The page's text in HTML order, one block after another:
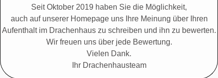
Seit Oktober 2019 haben Sie die Möglichkeit,
auch auf unserer Homepage uns Ihre Meinung über Ihren
Aufenthalt im Drachenhaus zu schreiben und ihn zu bewerten.
Wir freuen uns über jede Bewertung.
Vielen Dank.
Ihr Drachenhausteam